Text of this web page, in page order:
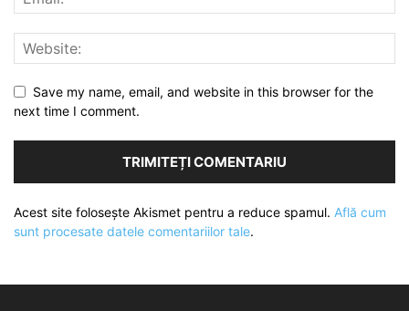
Save my name, email, and website in this browser for the
next time I comment.
Acest site folosește Akismet pentru a reduce spamul. Află cum
sunt procesate datele comentariilor tale.